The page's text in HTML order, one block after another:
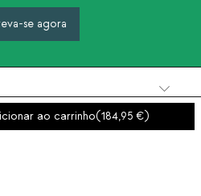
ao carrinho(184,95 )
se agora